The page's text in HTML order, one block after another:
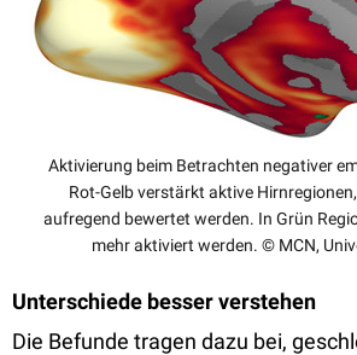
Aktivierung beim Betrachten negativer
Rot-Gelb verstärkt aktive
aufregend bewertet werden. In Grün
mehr aktiviert werden. © MCN,
Unterschiede besser verstehen
Die Befunde tragen dazu bei,